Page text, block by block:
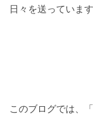
日々を送っていま
このブログでは、